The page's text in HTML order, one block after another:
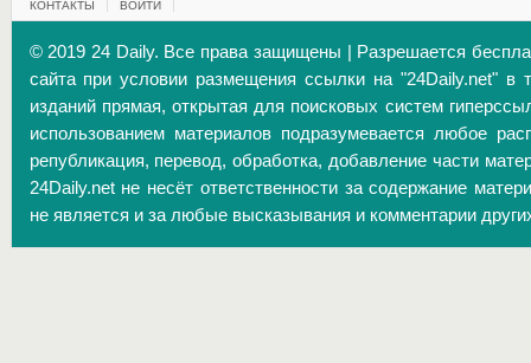
КОНТАКТЫ ВОЙТИ
© 2019 24 Daily. Все права защищены | Разрешается
сайта при условии размещения ссылки на "24Daily.net" в
изданий прямая, открытая для поисковых систем
использованием материалов подразумевается любое
републикация, перевод, обработка, добавление части
24Daily.net не несёт ответственности за содержание
не является и за любые высказывания и комментарии